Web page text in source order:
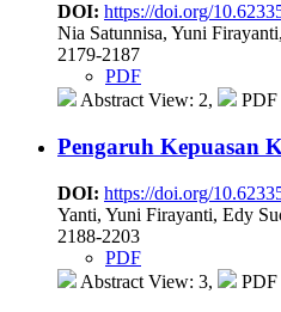
DOI: https://doi.org/
Nia Satunnisa, Yuni
2179-2187
PDF
Abstract View: 2,
PDF
Pengaruh Kepuasan
DOI: https://doi.org/
Yanti, Yuni Firayanti, Edy
2188-2203
PDF
Abstract View: 3,